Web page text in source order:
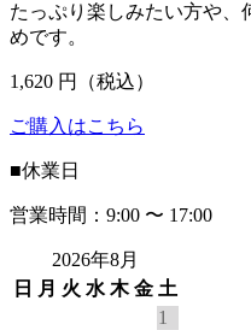
たっぷり楽しみたい方や、
めです。
1,620 円（税込）
ご購入はこちら
■休業日
営業時間：9:00 〜 17:00
2026年8月
日 月 火 水 木 金 土
1